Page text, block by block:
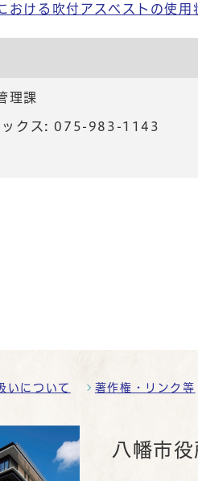
おける吹付アスベストの使用
理課
ックス: 075-983-1143
いについて 著作権・リンク等
八幡市役